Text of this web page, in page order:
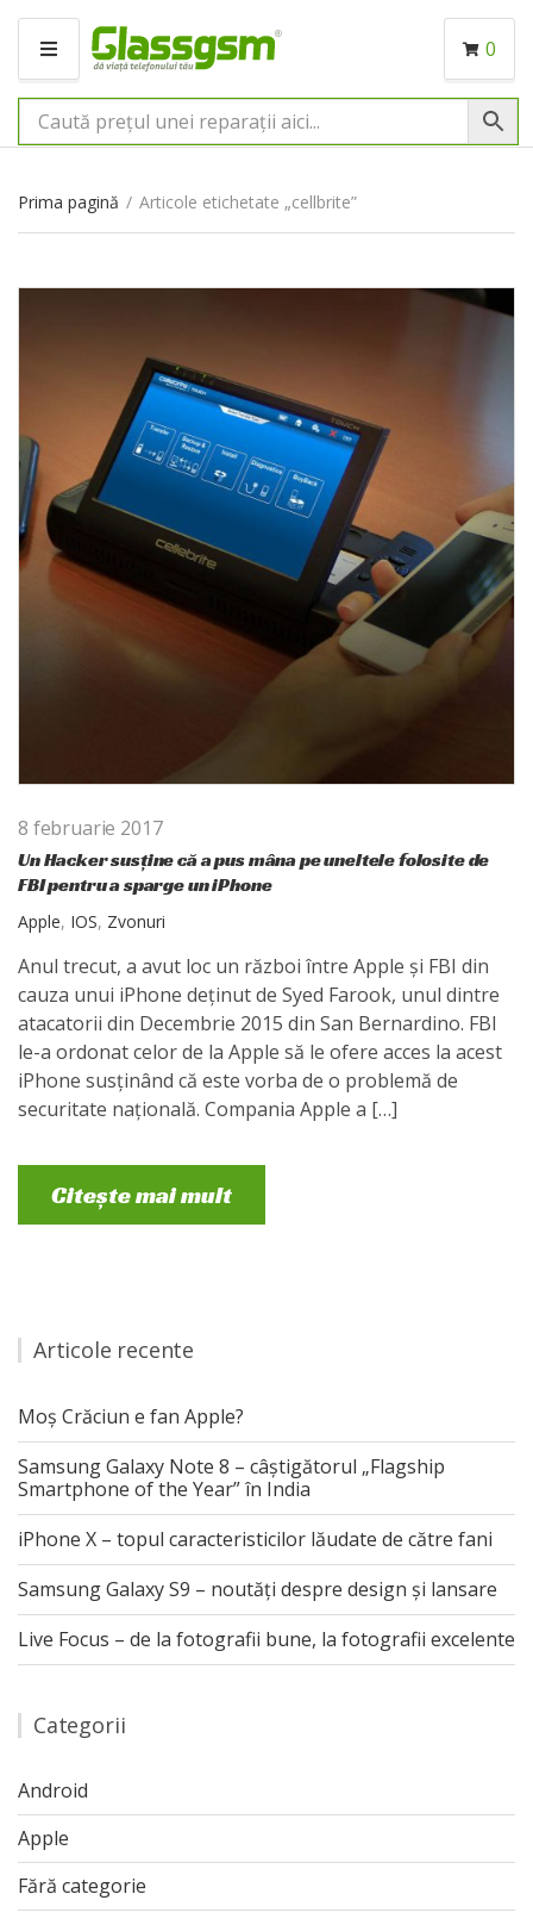
M
N
I
0
Prima pagină / Articole etichetate „cellbrite”
8 februarie 2017
Un Hacker susține că a pus mâna pe uneltele folosite de
FBI pentru a sparge un iPhone
Apple, IOS, Zvonuri
Anul trecut, a avut loc un război între Apple și FBI din
cauza unui iPhone deținut de Syed Farook, unul dintre
atacatorii din Decembrie 2015 din San Bernardino. FBI
le-a ordonat celor de la Apple să le ofere acces la acest
iPhone susținând că este vorba de o problemă de
securitate națională. Compania Apple a […]
Citește mai mult
Articole recente
Moș Crăciun e fan Apple?
Samsung Galaxy Note 8 – câștigătorul „Flagship
Smartphone of the Year” în India
iPhone X – topul caracteristicilor lăudate de către fani
Samsung Galaxy S9 – noutăți despre design și lansare
Live Focus – de la fotografii bune, la fotografii excelente
Categorii
Android
Apple
Fără categorie